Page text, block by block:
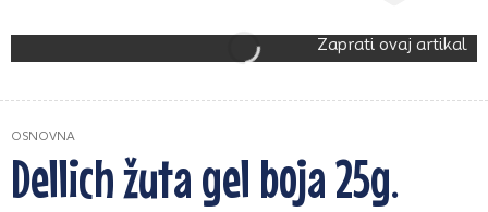
Zaprati ovaj artikal
OSNOVNA
Dellich žuta gel boja 25g.